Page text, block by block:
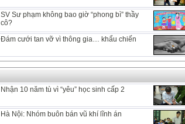
SV Sư phạm không bao giờ “phong bì” thầy
cô?
Đám cưới tan vỡ vì thông gia… khẩu chiến
Nhận 10 năm tù vì “yêu” học sinh cấp 2
Hà Nội: Nhóm buôn bán vũ khí lĩnh án